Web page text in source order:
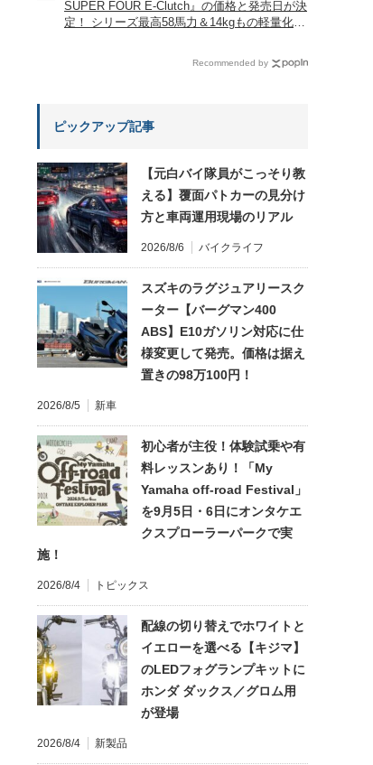
SUPER FOUR E-Clutch』の価格と発売日が決
定！ シリーズ最高58馬力＆14kgもの軽量化!?
Recommended by
ピックアップ記事
【元白バイ隊員がこっそり教
える】覆面パトカーの見分け
方と車両運用現場のリアル
2026/8/6 バイクライフ
スズキのラグジュアリースク
ーター【バーグマン400
ABS】E10ガソリン対応に仕
様変更して発売。価格は据え
置きの98万100円！
2026/8/5 新車
初心者が主役！体験試乗や有
料レッスンあり！「My
Yamaha off-road Festival」
を9月5日・6日にオンタケエ
クスプローラーパークで実
施！
2026/8/4 トピックス
配線の切り替えでホワイトと
イエローを選べる【キジマ】
のLEDフォグランプキットに
ホンダ ダックス／グロム用
が登場
2026/8/4 新製品